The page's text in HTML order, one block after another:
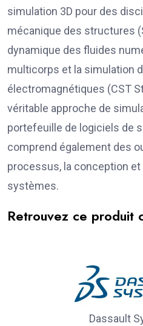
simulation 3D pour des
mécanique des structures
dynamique des fluides
multicorps et la simulation
électromagnétiques (CST
véritable approche de
portefeuille de logiciels de
comprend également des
processus, la conception et
systèmes.
Retrouvez ce produit
Dassault